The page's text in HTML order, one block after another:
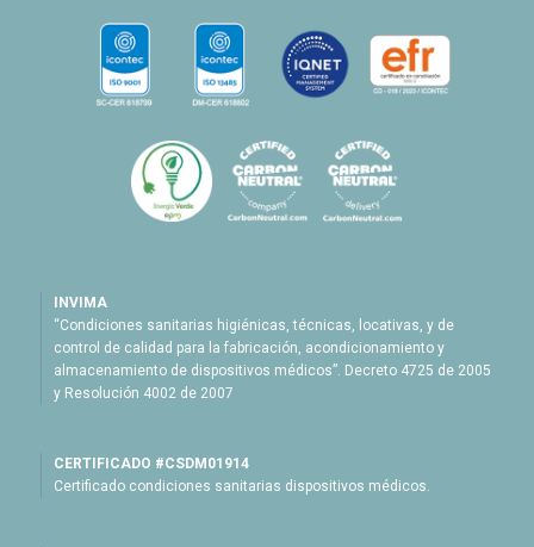
INVIMA
“Condiciones sanitarias higiénicas, técnicas, locativas, y de
control de calidad para la fabricación, acondicionamiento y
almacenamiento de dispositivos médicos”. Decreto 4725 de 2005
y Resolución 4002 de 2007
CERTIFICADO #CSDM01914
Certificado condiciones sanitarias dispositivos médicos.